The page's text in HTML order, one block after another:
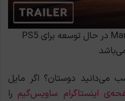
بازی Marvel’s Wolverine در حال توسعه برای PS5
می‌دانید دوستان؟ اگر مایل
اینستاگرام ساویس‌گیم را